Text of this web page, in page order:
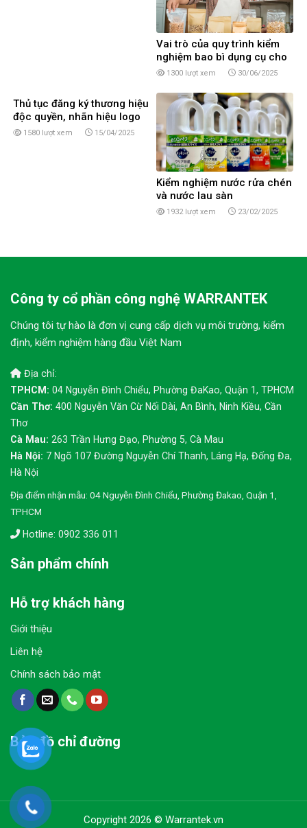
Vai trò của quy trình kiểm
nghiệm bao bì dụng cụ cho
doanh nghiệp
1300 lượt xem 30/06/2025
Thủ tục đăng ký thương hiệu
độc quyền, nhãn hiệu logo
sản phẩm tại Cần Thơ
1580 lượt xem 15/04/2025
Kiểm nghiệm nước rửa chén
và nước lau sàn
1932 lượt xem 23/02/2025
Công ty cổ phần công nghệ WARRANTEK
Chúng tôi tự hào là đơn vị cung cấp dịch vụ môi trường, kiểm
định, kiểm nghiệm hàng đầu Việt Nam
Địa chỉ:
TPHCM: 04 Nguyễn Đình Chiểu, Phường ĐaKao, Quận 1, TPHCM
Cần Thơ: 400 Nguyễn Văn Cừ Nối Dài, An Bình, Ninh Kiều, Cần
Thơ
Cà Mau: 263 Trần Hưng Đạo, Phường 5, Cà Mau
Hà Nội: 7 Ngõ 107 Đường Nguyễn Chí Thanh, Láng Hạ, Đống Đa,
Hà Nội
Địa điểm nhận mẫu: 04 Nguyễn Đình Chiểu, Phường Đakao, Quận 1,
TPHCM
Hotline: 0902 336 011
Sản phẩm chính
Hỗ trợ khách hàng
Giới thiệu
Liên hệ
Chính sách bảo mật
Bản đồ chỉ đường
Copyright 2026 © Warrantek.vn